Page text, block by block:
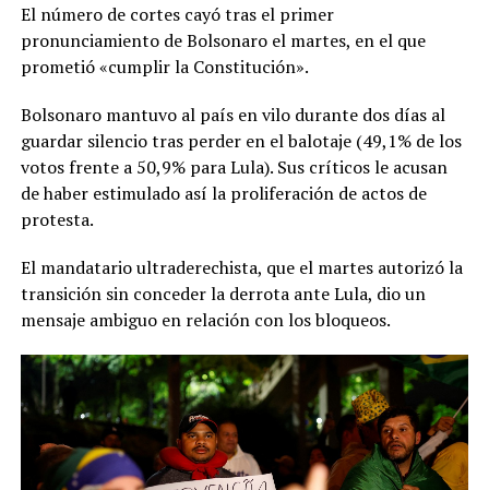
El número de cortes cayó tras el primer
pronunciamiento de Bolsonaro el martes, en el que
prometió «cumplir la Constitución».
Bolsonaro mantuvo al país en vilo durante dos días al
guardar silencio tras perder en el balotaje (49,1% de los
votos frente a 50,9% para Lula). Sus críticos le acusan
de haber estimulado así la proliferación de actos de
protesta.
El mandatario ultraderechista, que el martes autorizó la
transición sin conceder la derrota ante Lula, dio un
mensaje ambiguo en relación con los bloqueos.